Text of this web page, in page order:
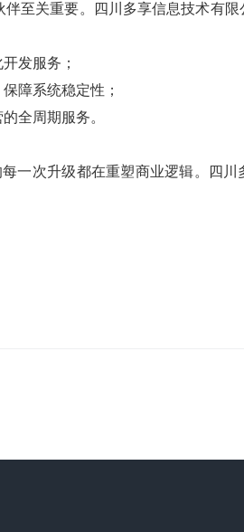
至关重要。四川多享信息技术有
发服务；
障系统稳定性；
全周期服务。
一次升级都在重塑商业逻辑。四川